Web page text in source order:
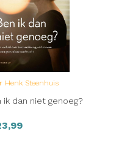
Henk Steenhuis
ik dan niet genoeg?